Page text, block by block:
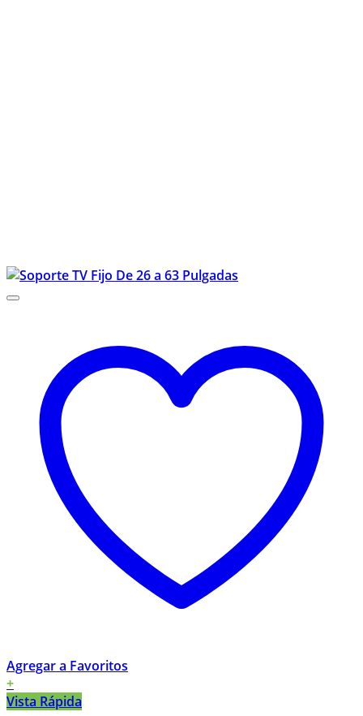
Agregar a Favoritos
+
Vista Rápida